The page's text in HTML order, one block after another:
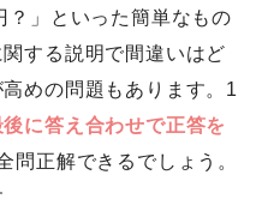
？」といった簡単なもの
する説明で間違いはど
めの問題もあります。1
後に答え合わせで正答を
問正解できるでしょう。